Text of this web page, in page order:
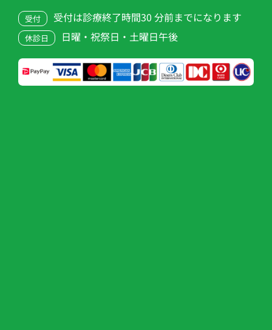
受付 受付は診療終了時間30 分前までになります
休診日 日曜・祝祭日・土曜日午後